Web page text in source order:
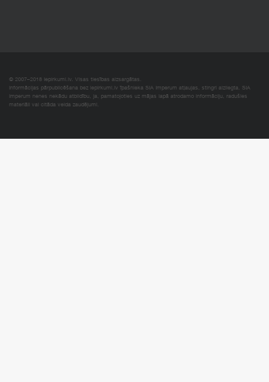
© 2007–2018 Iepirkumi.lv. Visas tiesības aizsargātas.
Informācijas pārpublicēšana bez iepirkumi.lv īpašnieka SIA Imperum atļaujas, stingri aizliegta. SIA
Imperum nenes nekādu atbildību, ja, pamatojoties uz mājas lapā atrodamo informāciju, radušies
materiāli vai citāda veida zaudējumi.